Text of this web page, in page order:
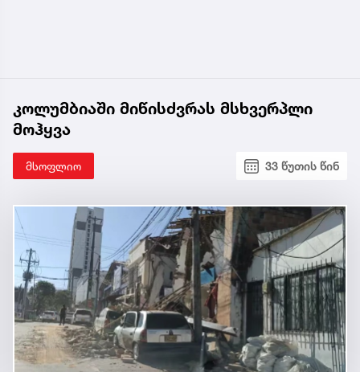
კოლუმბიაში მიწისძვრას მსხვერპლი
მოჰყვა
მსოფლიო 33 წუთის წინ